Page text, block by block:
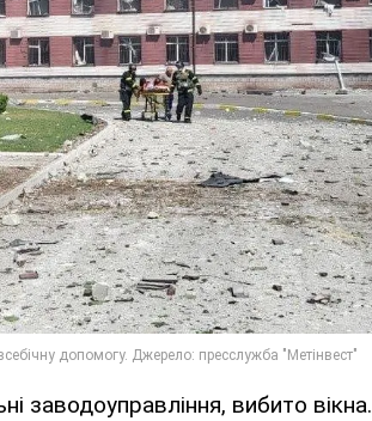
заводоуправління, вибито вікна.